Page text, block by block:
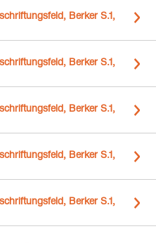
Berker S.1,
Berker S.1,
Berker S.1,
Berker S.1,
Berker S.1,